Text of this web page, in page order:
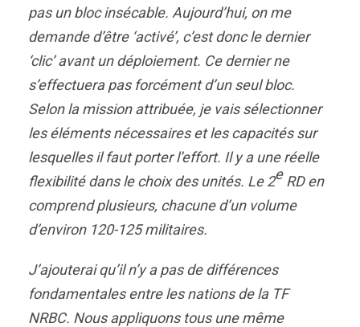
pas un bloc insécable. Aujourd’hui, on me
demande d’être ‘activé’, c’est donc le dernier
‘clic’ avant un déploiement. Ce dernier ne
s’effectuera pas forcément d’un seul bloc.
Selon la mission attribuée, je vais sélectionner
les éléments nécessaires et les capacités sur
lesquelles il faut porter l’effort. Il y a une réelle
flexibilité dans le choix des unités. Le 2e RD en
comprend plusieurs, chacune d’un volume
d’environ 120-125 militaires.
J’ajouterai qu’il n’y a pas de différences
fondamentales entre les nations de la TF
NRBC. Nous appliquons tous une même